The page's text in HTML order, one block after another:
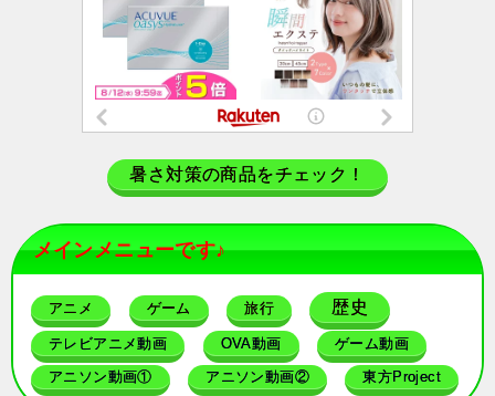
暑さ対策の商品をチェック！
メインメニューです♪
アニメ ゲーム 旅行 歴史
テレビアニメ動画 OVA動画 ゲーム動画
アニソン動画① アニソン動画② 東方Project